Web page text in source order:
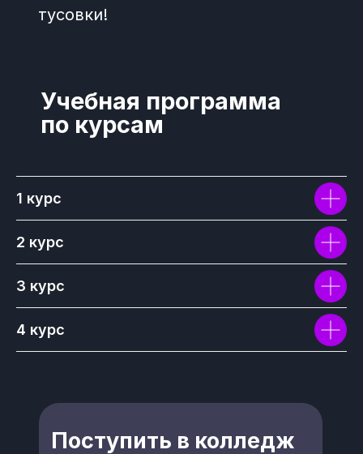
тусовки!
Учебная программа
по курсам
1 курс
2 курс
3 курс
4 курс
Поступить в колледж